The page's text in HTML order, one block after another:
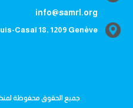
info@samrl.org
Casaï 18, 1209 Genève
جميع الحقوق محفوظة لمنظمة سام ©